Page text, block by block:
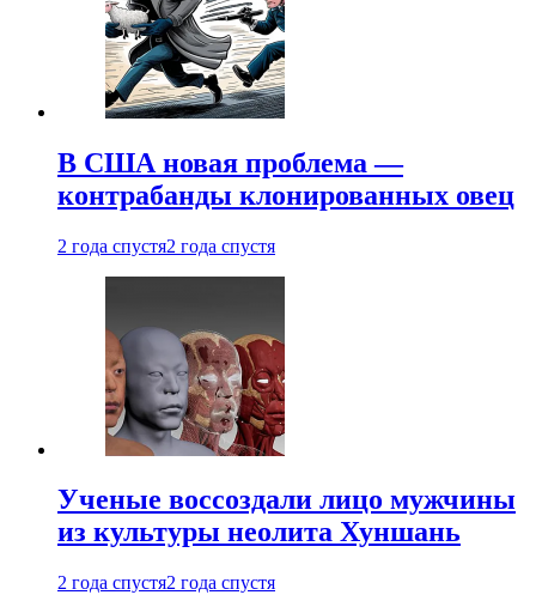
В США новая проблема —
контрабанды клонированных овец
2 года спустя2 года спустя
Ученые воссоздали лицо мужчины
из культуры неолита Хуншань
2 года спустя2 года спустя